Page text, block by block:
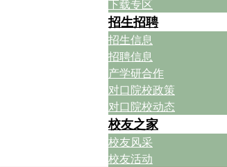
下载专区
招生招聘
招生信息
招聘信息
产学研合作
对口院校政策
对口院校动态
校友之家
校友风采
校友活动